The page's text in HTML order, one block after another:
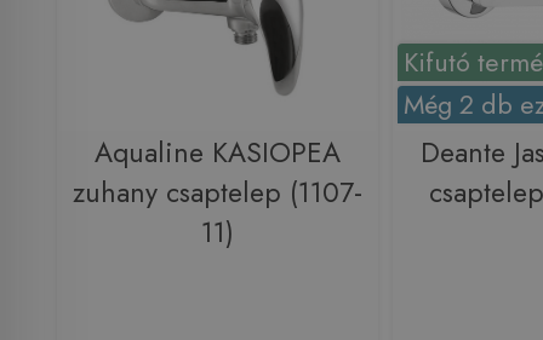
Aqualine KASIOPEA
zuhany csaptelep (1107-
11)
Kifutó
Még 2 db
Deante